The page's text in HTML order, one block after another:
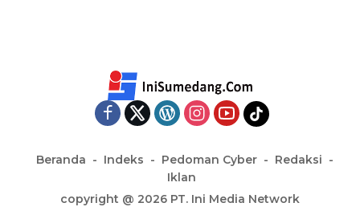
Beranda Indeks Pedoman Cyber
Redaksi
Iklan
copyright @ 2026 PT. Ini Media Network